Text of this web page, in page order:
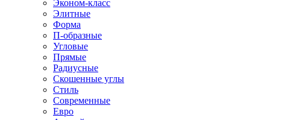
Эконом-класс
Элитные
Форма
П-образные
Угловые
Прямые
Радиусные
Скошенные углы
Стиль
Современные
Евро